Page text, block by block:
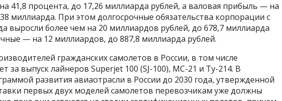
41,8 процента, до 17,26 миллиарда рублей, а валовая прибыль — на
миллиарда. При этом долгосрочные обязательства корпорации с
выросли более чем на 20 миллиардов рублей, до 678,7 миллиарда
— на 12 миллиардов, до 887,8 миллиарда рублей.
гражданских самолетов в России, в том числе
за выпуск лайнеров Superjet 100 (SJ-100), МС-21 и Ту-214. В
развития авиаотрасли в России до 2030 года, утвержденной
первых двух моделей самолетов перевозчикам уже должны